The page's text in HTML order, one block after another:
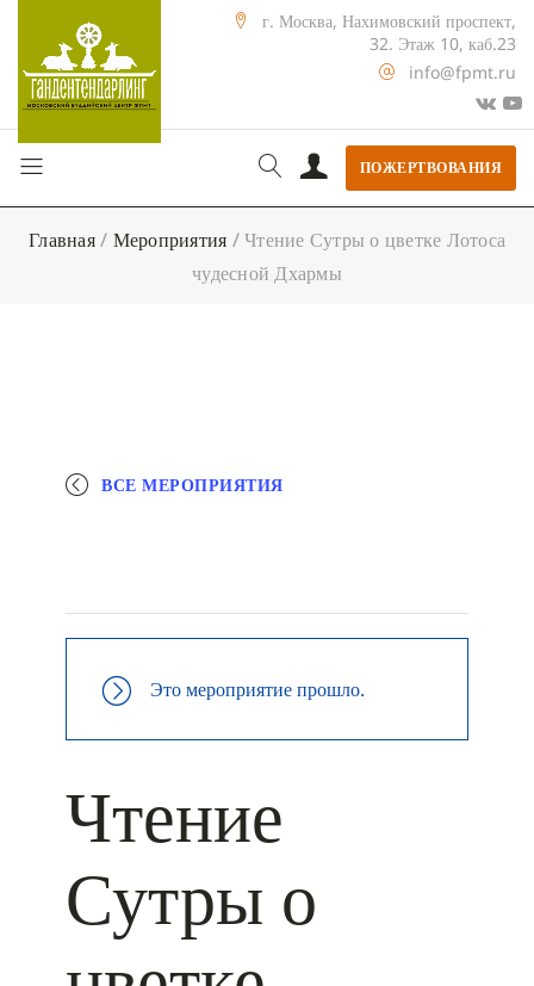
г. Москва, Нахимовский проспект,
32. Этаж 10, каб.23
info@fpmt.ru
ПОЖЕРТВОВАНИЯ
Главная/ Мероприятия /Чтение Сутры о цветке Лотоса
чудесной Дхармы
ВСЕ МЕРОПРИЯТИЯ
Это мероприятие прошло.
Чтение
Сутры о